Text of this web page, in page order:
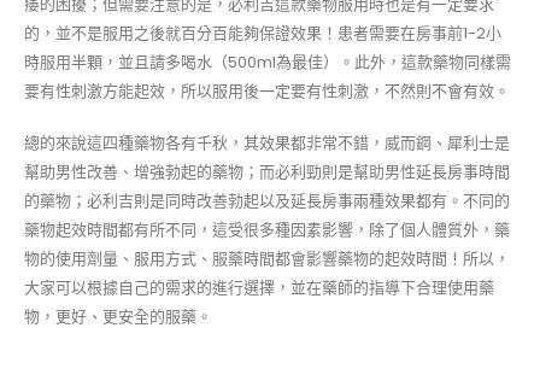
的，並不是服用之後就百分百能夠保證效果！患者需要在房事前1-2小
時服用半顆，並且請多喝水（500ml為最佳）。此外，這款藥物同樣需
要有性刺激方能起效，所以服用後一定要有性刺激，不然則不會有效。
總的來說這四種藥物各有千秋，其效果都非常不錯，威而鋼、犀利士是
幫助男性改善、增強勃起的藥物；而必利勁則是幫助男性延長房事時間
的藥物；必利吉則是同時改善勃起以及延長房事兩種效果都有。不同的
藥物起效時間都有所不同，這受很多種因素影響，除了個人體質外，藥
物的使用劑量、服用方式、服藥時間都會影響藥物的起效時間！所以，
大家可以根據自己的需求的進行選擇，並在藥師的指導下合理使用藥
物，更好、更安全的服藥。